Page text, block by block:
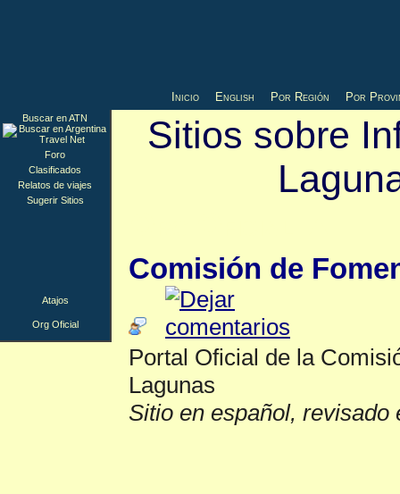
Inicio English Por Región Por
Sitios sobre
Comisión de
Portal Oficial de la
Lagunas
Sitio en español, revisado
Buscar en ATN
Foro
Clasificados
Relatos de viajes
Sugerir Sitios
Atajos
Org Oficial